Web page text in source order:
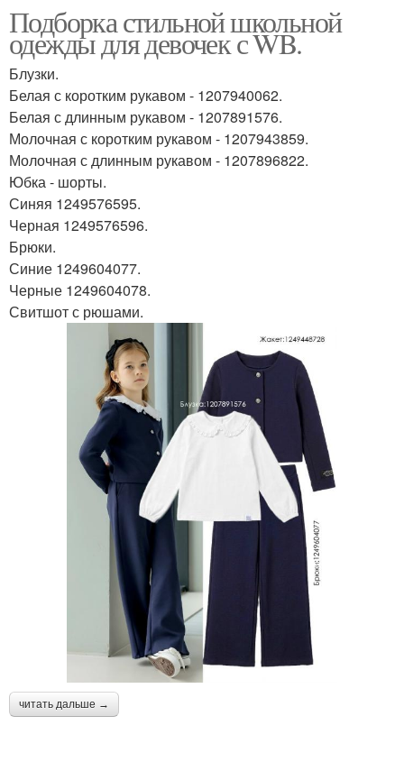
Подборка стильной школьной
одежды для девочек с WB.
Блузки.
Белая с коротким рукавом - 1207940062.
Белая с длинным рукавом - 1207891576.
Молочная с коротким рукавом - 1207943859.
Молочная с длинным рукавом - 1207896822.
Юбка - шорты.
Синяя 1249576595.
Черная 1249576596.
Брюки.
Синие 1249604077.
Черные 1249604078.
Свитшот с рюшами.
читать дальше →